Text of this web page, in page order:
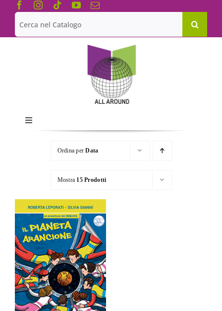
Salta
contenuto
Cerca
per:
Toggle
Navigation
Chi siamo
Le Collane
Catalogo
Ordina perData
Mostra 15 Prodotti